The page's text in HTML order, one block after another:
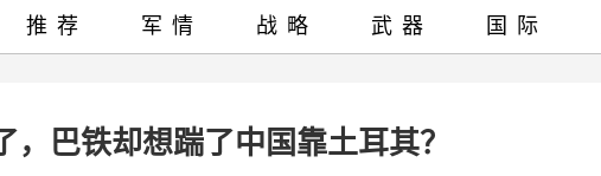
，巴铁却想踹了中国靠土耳其？
推荐 军情 战略 武器 国际